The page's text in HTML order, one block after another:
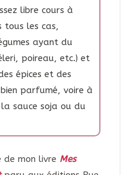
libre cours à
tous les cas,
ayant du
poireau, etc.) et
épices et des
parfumé, voire à
sauce soja ou du
mon livre Mes